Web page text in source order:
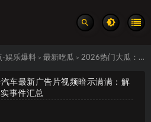
-娱乐爆料 > 最新吃瓜 > 2026热门大瓜：五菱星光汽车最新广告片视频暗示满满：解读五菱汽车的营销策略 真实事件汇总
车最新广告片视频暗示满满：解
事件汇总